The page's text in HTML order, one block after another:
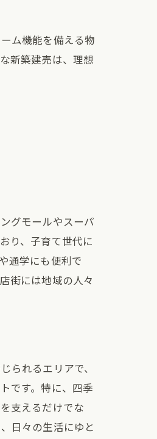
ム機能を備える物
新築建売は、理想
グモールやスーパ
り、子育て世代に
通学にも便利で
街には地域の人々
られるエリアで、
です。特に、四季
支えるだけでな
日々の生活にゆと